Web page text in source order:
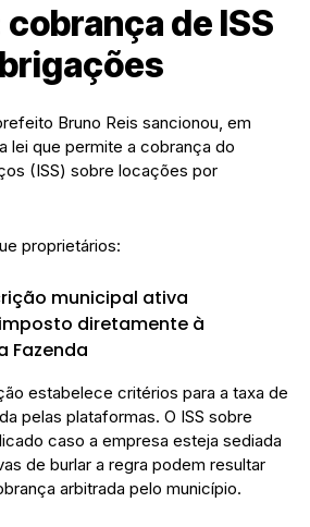
de ISS
Bruno Reis sancionou, em
lei que permite a cobrança do
(ISS) sobre locações por
proprietários:
municipal ativa
diretamente à
Fazenda
estabelece critérios para a taxa de
pelas plataformas. O ISS sobre
caso a empresa esteja sediada
de burlar a regra podem resultar
arbitrada pelo município.